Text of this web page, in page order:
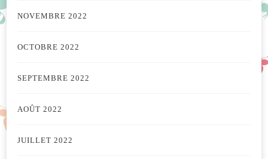
NOVEMBRE 2022
OCTOBRE 2022
SEPTEMBRE 2022
AOÛT 2022
JUILLET 2022